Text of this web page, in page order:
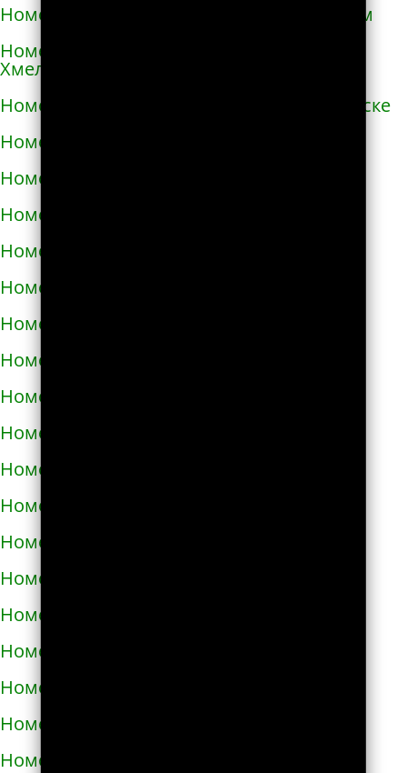
Номера телефонов такси в Первомайском
Номера телефонов такси в Переяславе-
Хмельницком
Номера телефонов такси в Першотравенске
Номера телефонов такси в Пирятине
Номера телефонов такси в Подгородном
Номера телефонов такси в Подольске
Номера телефонов такси в Покрове
Номера телефонов такси в Пологах
Номера телефонов такси в Полонном
Номера телефонов такси в Полтаве
Номера телефонов такси в Прилуках
Номера телефонов такси в Путивле
Номера телефонов такси в Пятихатках
Номера телефонов такси в Раздельной
Номера телефонов такси в Ракитном
Номера телефонов такси в Рахове
Номера телефонов такси в Рени
Номера телефонов такси в Ровно
Номера телефонов такси в Ромнах
Номера телефонов такси в Самборе
Номера телефонов такси в Сарнах